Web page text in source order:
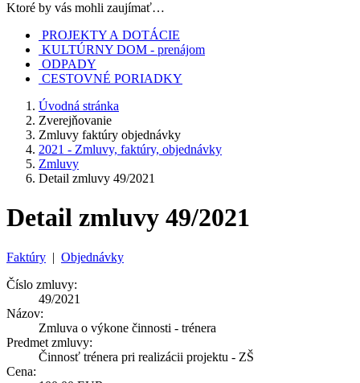
Ktoré by vás mohli zaujímať…
PROJEKTY A DOTÁCIE
KULTÚRNY DOM - prenájom
ODPADY
CESTOVNÉ PORIADKY
Úvodná stránka
Zverejňovanie
Zmluvy faktúry objednávky
2021 - Zmluvy, faktúry, objednávky
Zmluvy
Detail zmluvy 49/2021
Detail zmluvy 49/2021
Faktúry | Objednávky
Číslo zmluvy:
49/2021
Názov:
Zmluva o výkone činnosti - trénera
Predmet zmluvy:
Činnosť trénera pri realizácii projektu - ZŠ
Cena: